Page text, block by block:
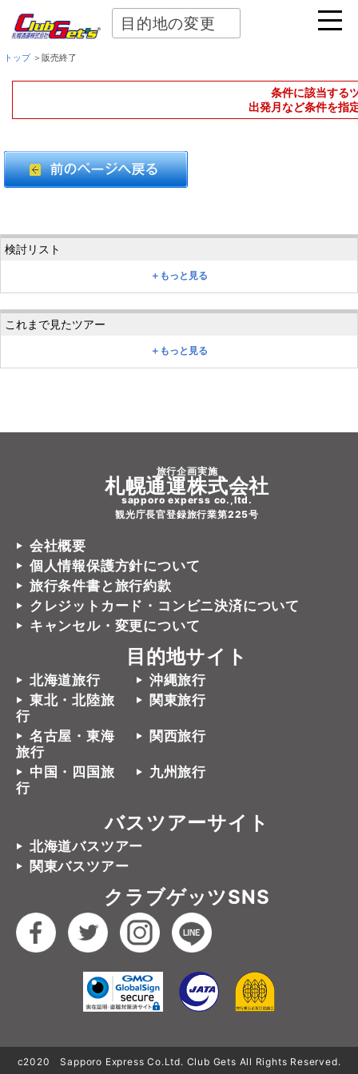
目的地の変更
トップ＞販売終了
条件に該当する
出発月など条件を指
＋もっと見る
＋もっと見る
旅行企画実施
札幌通運株式会社
sapporo experss co.,ltd.
観光庁長官登録旅行業第225号
会社概要
個人情報保護方針について
旅行条件書と旅行約款
クレジットカード・コンビニ決済について
キャンセル・変更について
目的地サイト
北海道旅行
沖縄旅行
東北・北陸旅
行
関東旅行
名古屋・東海
旅行
関西旅行
中国・四国旅
行
九州旅行
バスツアーサイト
北海道バスツアー
関東バスツアー
クラブゲッツSNS
c2020 Sapporo Express Co.Ltd. Club Gets All Rights Reserved.